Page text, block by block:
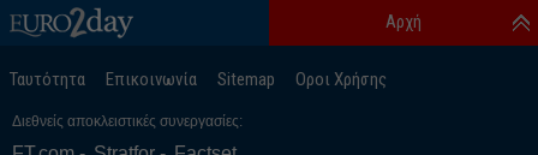
Ταυτότητα Επικοινωνία Sitemap Οροι Χρήσης
Αρχή
Διεθνείς αποκλειστικές συνεργασίες: